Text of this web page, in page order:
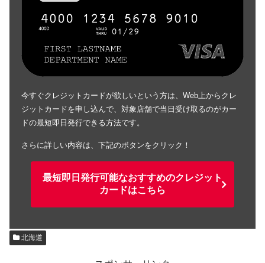
今すぐクレジットカードが欲しいという方は、Web上からクレ
ジットカードを申し込んで、対象店舗で当日受け取るのがカー
ドの最短即日発行できる方法です。
さらに詳しい内容は、下記のボタンをクリック！
最短即日発行可能なおすすめのクレジット
カードはこちら
北海道